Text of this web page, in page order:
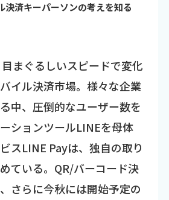
決済キーパーソンの考えを知る
まぐるしいスピードで変化
イル決済市場。様々な企業
中、圧倒的なユーザー数を
ションツールLINEを母体
スLINE Payは、独自の取り
ている。QR/バーコード決
さらに今秋には開始予定の